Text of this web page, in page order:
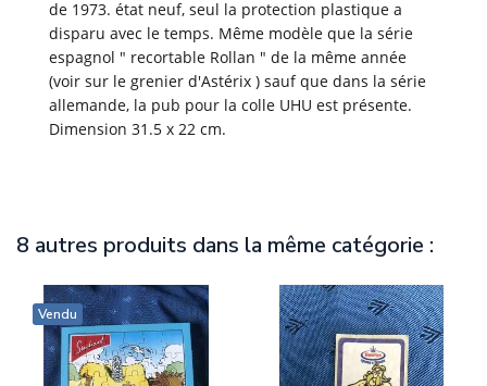
de 1973. état neuf, seul la protection plastique a
disparu avec le temps. Même modèle que la série
espagnol " recortable Rollan " de la même année
(voir sur le grenier d'Astérix ) sauf que dans la série
allemande, la pub pour la colle UHU est présente.
Dimension 31.5 x 22 cm.
8 autres produits dans la même catégorie :
Vendu